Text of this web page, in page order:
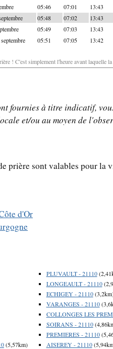
05:46 07:01 13:43
05:48 07:02 13:43
05:49 07:03 13:43
05:51 07:05 13:42
! C'est simplement l'heure avant laquelle
fournies à titre indicatif,
et/ou au moyen de
prière sont valables pour la
d'Or
(5,57km)
PLUVAULT - 21110
LONGEAULT - 21110
ECHIGEY - 21110
VARANGES - 21110
COLLONGES LES
SOIRANS - 21110
PREMIERES - 21110
AISEREY - 21110